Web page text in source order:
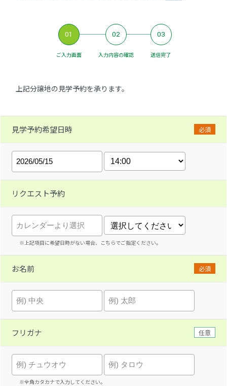
01
ご入力画面
02
入力内容の確認
03
送信完了
上記分譲地の見学予約を承ります。
見学予約希望日時 必須
リクエスト予約
※上記項目に希望日時がない場合、こちらでご指定ください。
お名前 必須
フリガナ 任意
※全角カタカナで入力してください。